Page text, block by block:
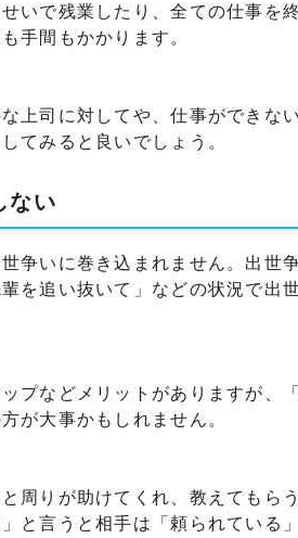
いで残業したり、全ての仕事を
手間もかかります。
上司に対してや、仕事ができな
てみると良いでしょう。
ない
争いに巻き込まれません。出世
を追い抜いて」などの状況で出
プなどメリットがありますが、
が大事かもしれません。
周りが助けてくれ、教えてもら
と言うと相手は「頼られている